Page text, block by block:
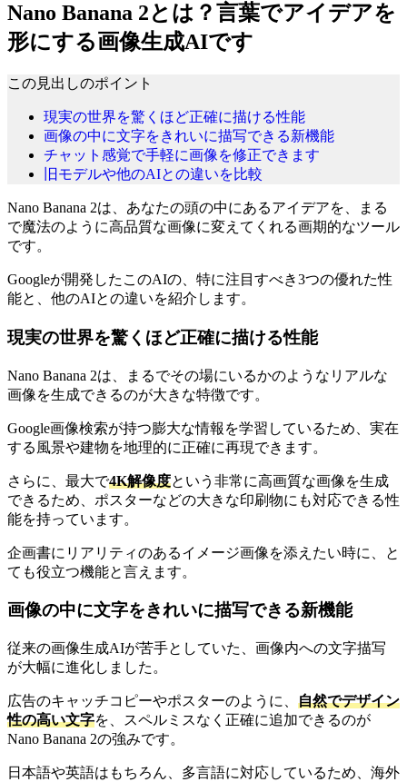
Nano Banana 2とは？言葉でアイデアを
形にする画像生成AIです
この見出しのポイント
現実の世界を驚くほど正確に描ける性能
画像の中に文字をきれいに描写できる新機能
チャット感覚で手軽に画像を修正できます
旧モデルや他のAIとの違いを比較
Nano Banana 2は、あなたの頭の中にあるアイデアを、まる
で魔法のように高品質な画像に変えてくれる画期的なツール
です。
Googleが開発したこのAIの、特に注目すべき3つの優れた性
能と、他のAIとの違いを紹介します。
現実の世界を驚くほど正確に描ける性能
Nano Banana 2は、まるでその場にいるかのようなリアルな
画像を生成できるのが大きな特徴です。
Google画像検索が持つ膨大な情報を学習しているため、実在
する風景や建物を地理的に正確に再現できます。
さらに、最大で4K解像度という非常に高画質な画像を生成
できるため、ポスターなどの大きな印刷物にも対応できる性
能を持っています。
企画書にリアリティのあるイメージ画像を添えたい時に、と
ても役立つ機能と言えます。
画像の中に文字をきれいに描写できる新機能
従来の画像生成AIが苦手としていた、画像内への文字描写
が大幅に進化しました。
広告のキャッチコピーやポスターのように、 自然でデザイン
性の高い文字を、スペルミスなく正確に追加できるのが
Nano Banana 2の強みです。
日本語や英語はもちろん、多言語に対応しているため、海外